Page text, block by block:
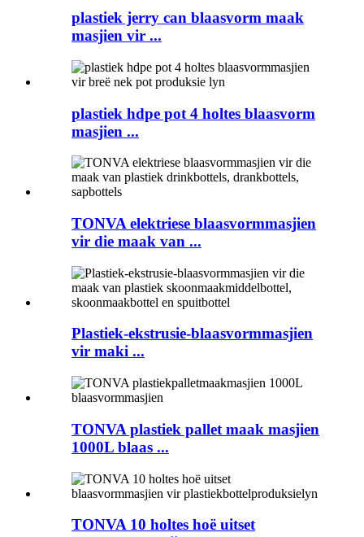
plastiek jerry can blaasvorm maak
masjien vir ...
plastiek hdpe pot 4 holtes blaasvorm
masjien ...
TONVA elektriese blaasvormmasjien
vir die maak van ...
Plastiek-ekstrusie-blaasvormmasjien
vir maki ...
TONVA plastiek pallet maak masjien
1000L blaas ...
TONVA 10 holtes hoë uitset